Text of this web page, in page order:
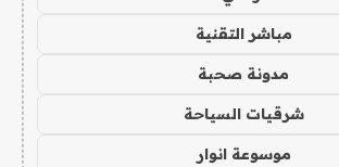
مباشر التقنية
مدونة صحبة
شرقيات السياحة
موسوعة انوار